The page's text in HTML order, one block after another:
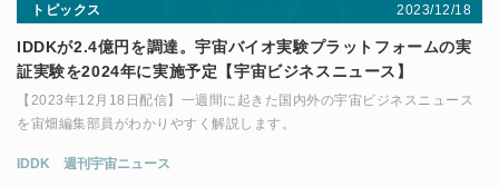
トピックス 2023/12/18
IDDKが2.4億円を調達。宇宙バイオ実験プラットフォームの実
証実験を2024年に実施予定【宇宙ビジネスニュース】
【2023年12月18日配信】一週間に起きた国内外の宇宙ビジネスニュース
を宙畑編集部員がわかりやすく解説します。
IDDK 週刊宇宙ニュース